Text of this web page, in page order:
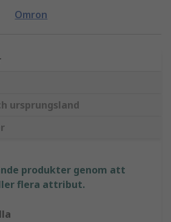
Omron
ursprungsland
produkter genom att
flera attribut.